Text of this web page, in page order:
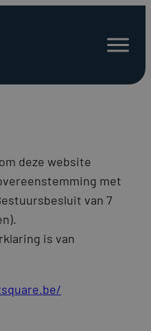
Open
menu
deze website
met
van 7
is van